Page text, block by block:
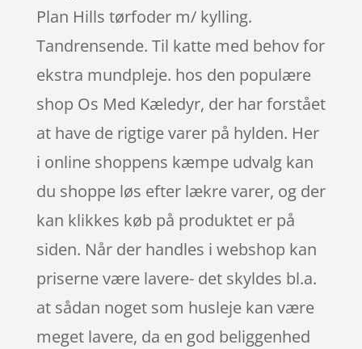
Plan Hills tørfoder m/ kylling.
Tandrensende. Til katte med behov for
ekstra mundpleje. hos den populære
shop Os Med Kæledyr, der har forstået
at have de rigtige varer på hylden. Her
i online shoppens kæmpe udvalg kan
du shoppe løs efter lækre varer, og der
kan klikkes køb på produktet er på
siden. Når der handles i webshop kan
priserne være lavere- det skyldes bl.a.
at sådan noget som husleje kan være
meget lavere, da en god beliggenhed